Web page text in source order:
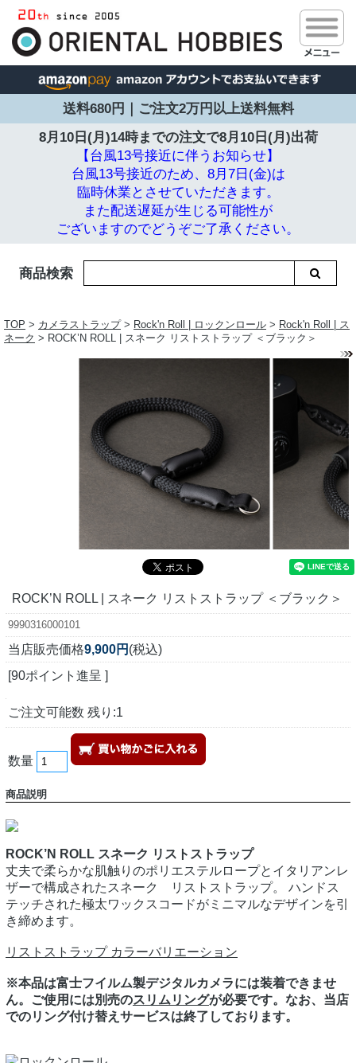
送料680円｜ご注文2万円以上送料無料
8月10日(月)14時までの注文で8月10日(月)出荷
【台風13号接近に伴うお知らせ】
台風13号接近のため、8月7日(金)は
臨時休業とさせていただきます。
また配送遅延が生じる可能性が
ございますのでどうぞご了承ください。
商品検索
TOP > カメラストラップ> Rock'n Roll | ロックンロール > Rock'n Roll | ス
ネーク > ROCK’N ROLL | スネーク リストストラップ ＜ブラック＞
ROCK’N ROLL | スネーク リストストラップ ＜ブラック＞
9990316000101
当店販売価格9,900円 (税込)
[90ポイント進呈 ]
ご注文可能数 残り:1
数量
商品説明
ROCK’N ROLL スネーク リストストラップ
丈夫で柔らかな肌触りのポリエステルロープとイタリアンレ
ザーで構成されたスネーク リストストラップ。 ハンドス
テッチされた極太ワックスコードがミニマルなデザインを引
き締めます。
リストストラップ カラーバリエーション
※本品は富士フイルム製デジタルカメラには装着できませ
ん。ご使用には別売のスリムリングが必要です。なお、当店
でのリング付け替えサービスは終了しております。